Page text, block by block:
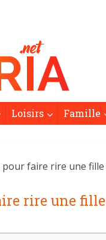
Loisirs Famille
pour faire rire une fille
rire une fille